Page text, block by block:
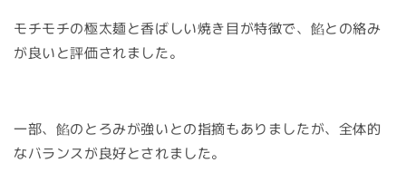
モチモチの極太麺と香ばしい焼き目が特徴で、餡との絡み
が良いと評価されました。
一部、餡のとろみが強いとの指摘もありましたが、全体的
なバランスが良好とされました。